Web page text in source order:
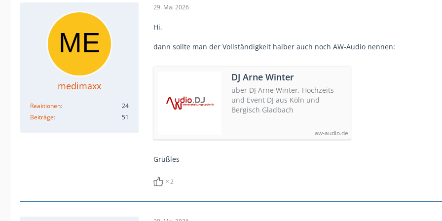
medimaxx
Reaktionen
24
Beiträge
51
29. Mai 2026
Hi,
dann sollte man der Vollständigkeit halber auch noch AW-Audio nennen:
DJ Arne Winter
über DJ Arne Winter, Hochzeits
und Event DJ aus Köln und
Bergisch Gladbach
aw-audio.de
Grüßles
2